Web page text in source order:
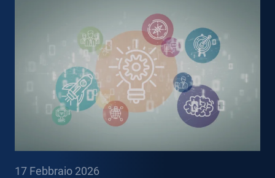
17 Febbraio 2026